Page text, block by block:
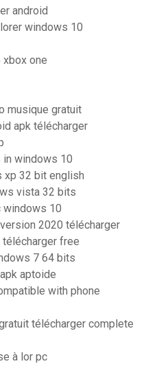
android
windows 10
xbox one
musique gratuit
apk télécharger
windows 10
xp 32 bit english
vista 32 bits
windows 10
2020 télécharger
free
7 64 bits
aptoide
with phone
télécharger complete
à lor pc